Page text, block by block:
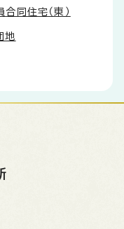
同住宅（東）
地